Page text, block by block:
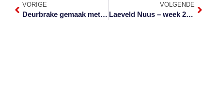
VORIGE
Deurbrake gemaak met arrestasies
VOLGENDE
Laeveld Nuus – week 29 van 2021